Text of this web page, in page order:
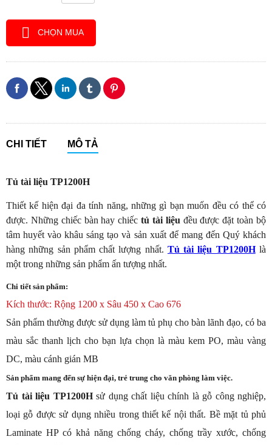
CHỌN MUA
CHI TIẾT MÔ TẢ
Tủ tài liệu TP1200H
Thiết kế hiện đại đa tính năng, những gì bạn muốn đều có thể có
được. Những chiếc bàn hay chiếctủ tài liệuđều được đặt toàn bộ
tâm huyết vào khâu sáng tạo và sản xuất để mang đến Quý khách
hàng những sản phẩm chất lượng nhất. Tủ tài liệu TP1200Hlà
một trong những sản phẩm ấn tượng nhất.
Chi tiết sản phẩm:
Kích thước: Rộng 1200 x Sâu 450 x Cao 676
Sản phẩm thường được sử dụng làm tủ phụ cho bàn lãnh đạo, có ba
màu sắc thanh lịch cho bạn lựa chọn là màu kem PO, màu vàng
DC, màu cánh gián MB
Sản phẩm mang đến sự hiện đại, trẻ trung cho văn phòng làm việc.
Tủ tài liệu TP1200Hsử dụng chất liệu chính là gỗ công nghiệp,
loại gỗ được sử dụng nhiều trong thiết kế nội thất. Bề mặt tủ phủ
Laminate HP có khả năng chống cháy, chống trầy xước, chống